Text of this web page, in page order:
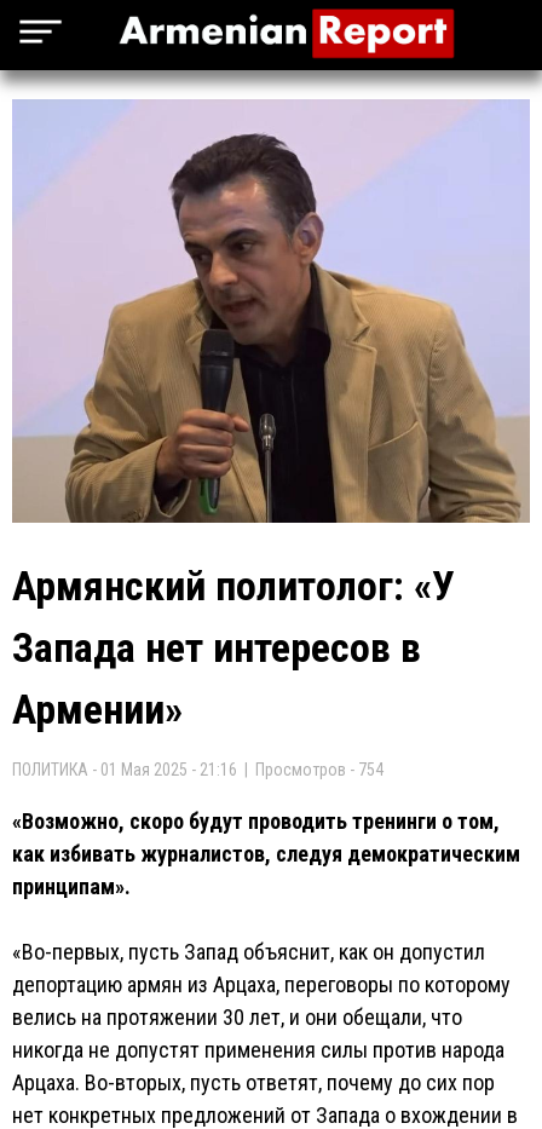
Армянский политолог: «У
Запада нет интересов в
Армении»
ПОЛИТИКА - 01 Мая 2025 - 21:16 | Просмотров - 754
«Возможно, скоро будут проводить тренинги о том,
как избивать журналистов, следуя демократическим
принципам».
«Во-первых, пусть Запад объяснит, как он допустил
депортацию армян из Арцаха, переговоры по которому
велись на протяжении 30 лет, и они обещали, что
никогда не допустят применения силы против народа
Арцаха. Во-вторых, пусть ответят, почему до сих пор
нет конкретных предложений от Запада о вхождении в